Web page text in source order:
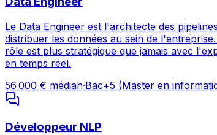
Le Data Engineer est l'architecte des
distribuer les données au sein de
rôle est plus stratégique que jamais avec
en temps réel.
56 000 € médian·Bac+5 (Master en
Développeur NLP